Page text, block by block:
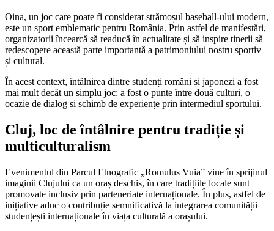
Oina, un joc care poate fi considerat strămoșul baseball-ului modern,
este un sport emblematic pentru România. Prin astfel de manifestări,
organizatorii încearcă să readucă în actualitate și să inspire tinerii să
redescopere această parte importantă a patrimoniului nostru sportiv
și cultural.
În acest context, întâlnirea dintre studenți români și japonezi a fost
mai mult decât un simplu joc: a fost o punte între două culturi, o
ocazie de dialog și schimb de experiențe prin intermediul sportului.
Cluj, loc de întâlnire pentru tradiție și
multiculturalism
Evenimentul din Parcul Etnografic „Romulus Vuia” vine în sprijinul
imaginii Clujului ca un oraș deschis, în care tradițiile locale sunt
promovate inclusiv prin parteneriate internaționale. În plus, astfel de
inițiative aduc o contribuție semnificativă la integrarea comunității
studențești internaționale în viața culturală a orașului.